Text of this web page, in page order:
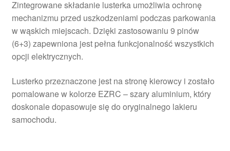
Zintegrowane składanie lusterka umożliwia ochronę
mechanizmu przed uszkodzeniami podczas parkowania
w wąskich miejscach. Dzięki zastosowaniu 9 pinów
(6+3) zapewniona jest pełna funkcjonalność wszystkich
opcji elektrycznych.
Lusterko przeznaczone jest na stronę kierowcy i zostało
pomalowane w kolorze EZRC – szary aluminium, który
doskonale dopasowuje się do oryginalnego lakieru
samochodu.